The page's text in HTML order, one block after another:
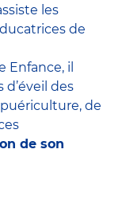
les
de
Enfance, il
des
puériculture, de
de son